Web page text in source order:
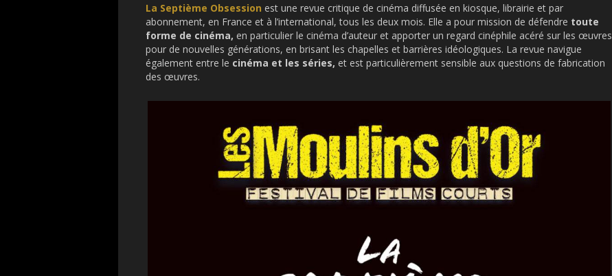
La Septième Obsession est une revue critique de cinéma diffusée en kiosque, librairie et par
abonnement, en France et à l’international, tous les deux mois. Elle a pour mission de défendre toute
forme de cinéma, en particulier le cinéma d’auteur et apporter un regard cinéphile acéré sur les œuvres
pour de nouvelles générations, en brisant les chapelles et barrières idéologiques. La revue navigue
également entre le cinéma et les séries, et est particulièrement sensible aux questions de fabrication
des œuvres.